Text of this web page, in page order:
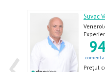
-
Suvac
Prețul